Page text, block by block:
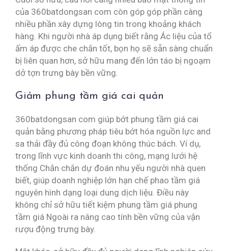
của 360batdongsan com còn góp góp phần càng
nhiều phần xây dựng lòng tin trong khoảng khách
hàng. Khi người nhà áp dụng biết rằng Ác liệu của tổ
ấm áp được che chắn tốt, bọn họ sẽ sẵn sàng chuẩn
bị liên quan hơn, sở hữu mang đến lớn táo bị ngoạm
dở tợn trưng bày bền vững.
Giảm phung tầm giá cai quản
360batdongsan com giúp bớt phung tầm giá cai
quản bằng phương pháp tiêu bớt hóa nguồn lực and
sa thải đầy đủ công đoạn không thúc bách. Ví dụ,
trong lĩnh vực kinh doanh thi công, mạng lưới hệ
thống Chắn chắn dự đoán nhu yếu người nhà quen
biết, giúp doanh nghiệp lớn hạn chế phao tầm giá
nguyên hình dạng loại dung dịch liệu. Điều này
không chỉ sở hữu tiết kiệm phung tầm giá phung
tầm giá Ngoài ra nâng cao tính bền vững của vận
rượu động trưng bày.